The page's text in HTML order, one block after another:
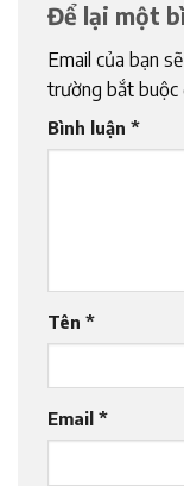
Để lại một
Email của bạn
trường bắt buộc
Bình luận *
Tên *
Email *